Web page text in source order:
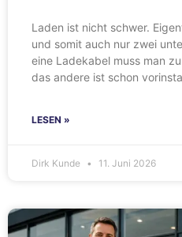
Laden ist nicht schwer.
und somit auch nur zwei
eine Ladekabel muss man
das andere ist schon
LESEN »
Dirk Kunde 11. Juni 2026